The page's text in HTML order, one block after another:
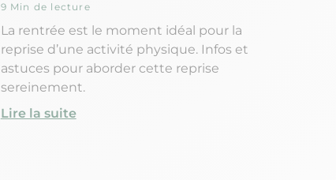
9 Min de lecture
La rentrée est le moment idéal pour la
reprise d’une activité physique. Infos et
astuces pour aborder cette reprise
sereinement.
Lire la suite